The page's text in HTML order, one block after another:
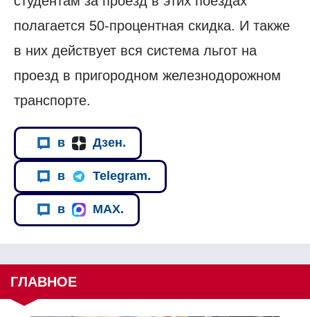
полагается 50-процентная скидка. И также
в них действует вся система льгот на
проезд в пригородном железнодорожном
транспорте.
в Дзен.
в Telegram.
в MAX.
ГЛАВНОЕ